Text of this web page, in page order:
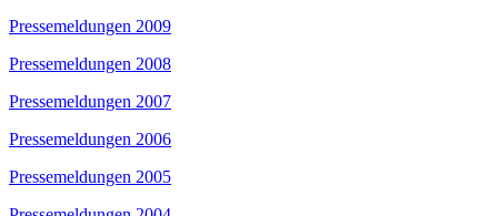
Pressemeldungen 2009
Pressemeldungen 2008
Pressemeldungen 2007
Pressemeldungen 2006
Pressemeldungen 2005